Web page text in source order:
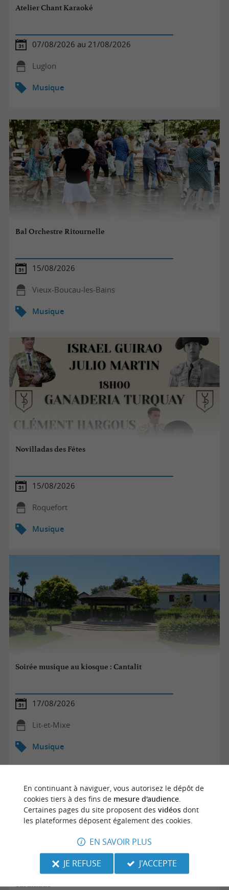
Atelier Chant Karaoké
07/08/2026 au 21/08/2026
Luglon
Musique
Bal Orchestre Ritournelle
15/08/2026
Vieux-Boucau-les-Bains
Musique
Novilladas des Fêtes
15/08/2026
Roquefort
Musique
Soirée musique au kiosque : Cantalit
17/08/2026
Lit-et-Mixe
Musique
Sardinade
En continuant à naviguer, vous autorisez le dépôt de
cookies tiers à des fins de mesure d'audience.
Certaines pages du site proposent des vidéosdont
les plateformes déposent également des cookies.
EN SAVOIR PLUS
JE REFUSE
J'ACCEPTE